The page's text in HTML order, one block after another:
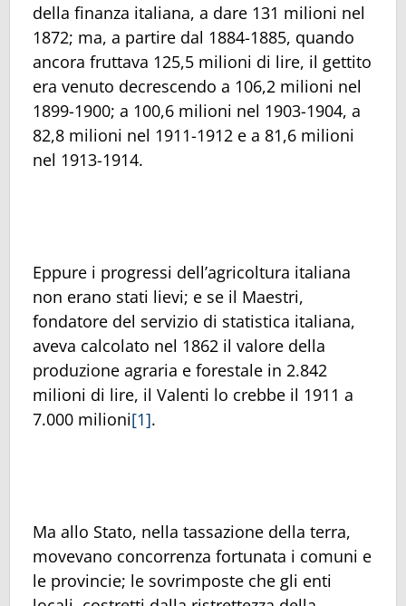
della finanza italiana, a dare 131 milioni nel
1872; ma, a partire dal 1884-1885, quando
ancora fruttava 125,5 milioni di lire, il gettito
era venuto decrescendo a 106,2 milioni nel
1899-1900; a 100,6 milioni nel 1903-1904, a
82,8 milioni nel 1911-1912 e a 81,6 milioni
nel 1913-1914.
Eppure i progressi dell’agricoltura italiana
non erano stati lievi; e se il Maestri,
fondatore del servizio di statistica italiana,
aveva calcolato nel 1862 il valore della
produzione agraria e forestale in 2.842
milioni di lire, il Valenti lo crebbe il 1911 a
7.000 milioni[1].
Ma allo Stato, nella tassazione della terra,
movevano concorrenza fortunata i comuni e
le provincie; le sovrimposte che gli enti